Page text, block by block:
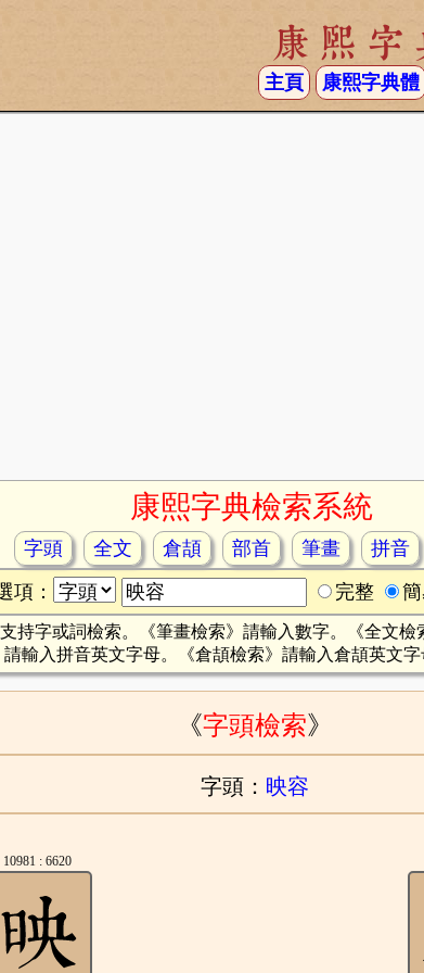
康熙字
主頁 康熙字典體
康熙字典檢索系統
字頭 全文 倉頡 部首 筆畫 拼音
項：
完整
支持字或詞檢索。《筆畫檢索》請輸入數字。《全文檢
請輸入拼音英文字母。《倉頡檢索》請輸入倉頡英文
《字頭檢索》
字頭： 映容
10981 : 6620